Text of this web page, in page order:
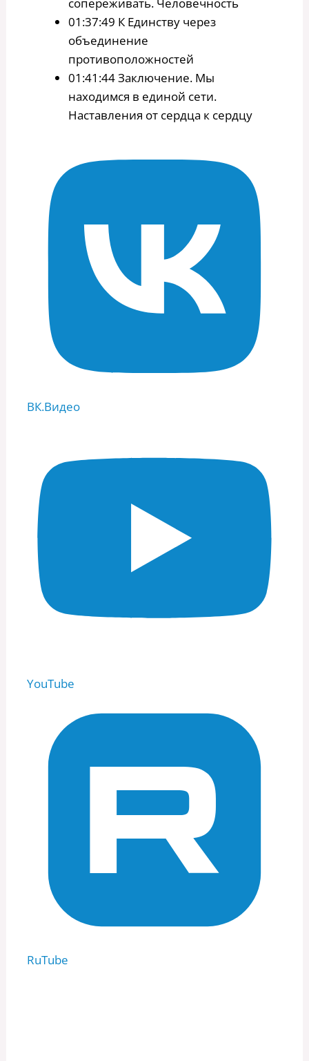
сопереживать. Человечность
01:37:49 К Единству через
объединение
противоположностей
01:41:44 Заключение. Мы
находимся в единой сети.
Наставления от сердца к сердцу
ВК.Видео
YouTube
RuTube